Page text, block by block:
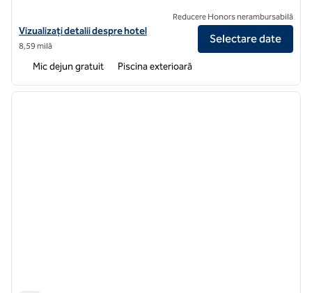
Vizualizați detaliile hotelului pentru Home2 Suites by Hilton
Vizualizați detalii despre hotel
8,59 milă
Reducere Honors nerambursabilă
Selectare date
Mic dejun gratuit Piscina exterioară
1 din 12